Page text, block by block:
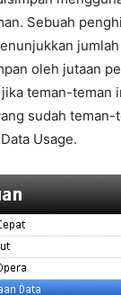
Sebuah
oleh jutaan
teman-teman
sudah teman-
Usage.